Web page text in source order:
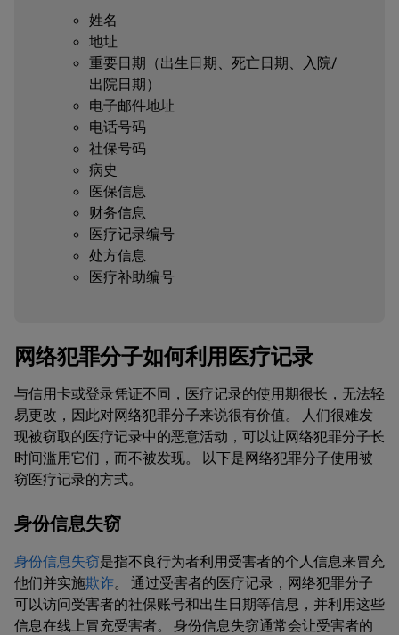
姓名
地址
重要日期（出生日期、死亡日期、入院/
出院日期）
电子邮件地址
电话号码
社保号码
病史
医保信息
财务信息
医疗记录编号
处方信息
医疗补助编号
网络犯罪分子如何利用医疗记录
与信用卡或登录凭证不同，医疗记录的使用期很长，无法轻
易更改，因此对网络犯罪分子来说很有价值。 人们很难发
现被窃取的医疗记录中的恶意活动，可以让网络犯罪分子长
时间滥用它们，而不被发现。 以下是网络犯罪分子使用被
窃医疗记录的方式。
身份信息失窃
身份信息失窃是指不良行为者利用受害者的个人信息来冒充
他们并实施欺诈。 通过受害者的医疗记录，网络犯罪分子
可以访问受害者的社保账号和出生日期等信息，并利用这些
信息在线上冒充受害者。 身份信息失窃通常会让受害者的